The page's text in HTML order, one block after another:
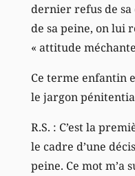
dernier refus de sa
de sa peine, on lui
« attitude
Ce terme enfantin
le jargon
R.S. : C’est la
le cadre d’une
peine. Ce mot m’a